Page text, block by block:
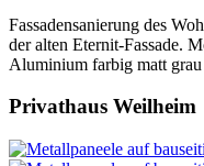
Fassadensanierung des
der alten Eternit-Fassade.
Aluminium farbig matt
Privathaus Weilheim